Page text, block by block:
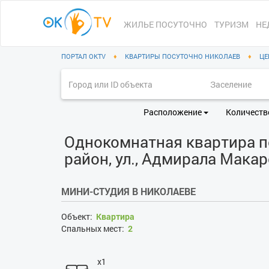
ЖИЛЬЕ ПОСУТОЧНО ТУРИЗМ
ПОРТАЛ OKTV ♦ КВАРТИРЫ ПОСУТОЧНО НИКОЛАЕВ ♦
Расположение
Однокомнатная квартира
район, ул., Адмирала
МИНИ-СТУДИЯ В НИКОЛАЕВЕ
Объект: Квартира
Спальных мест: 2
x1